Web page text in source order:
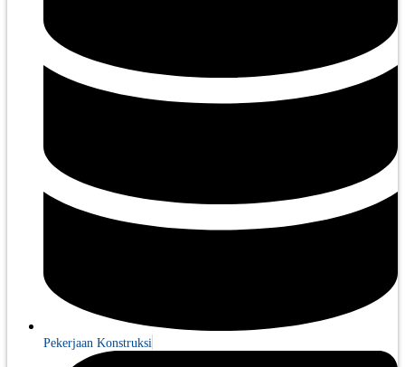
Pekerjaan Konstruksi